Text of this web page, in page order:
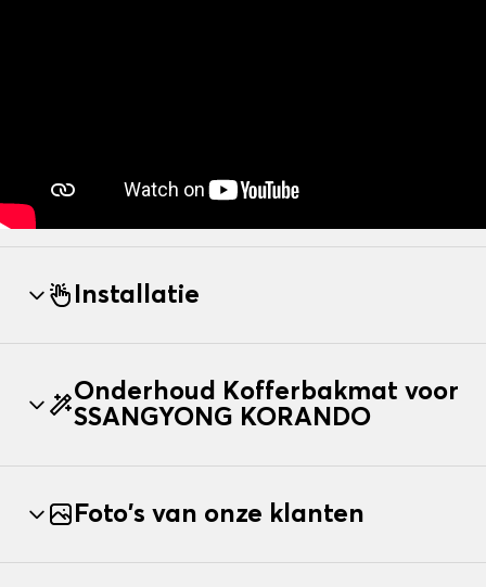
Installatie
Onderhoud Kofferbakmat voor
SSANGYONG KORANDO
Foto's van onze klanten